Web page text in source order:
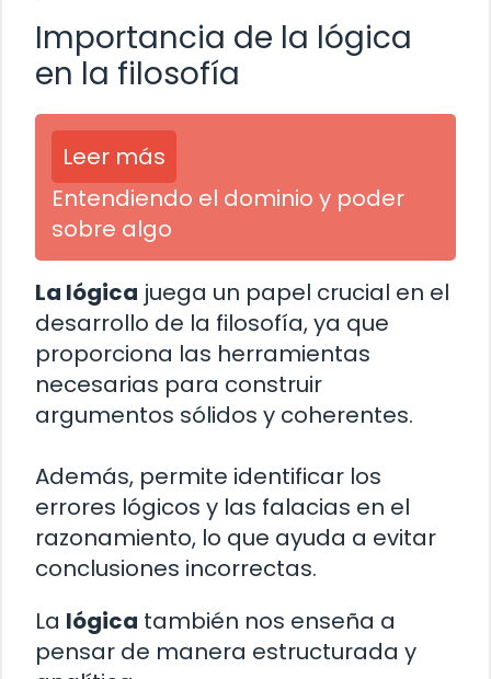
Importancia de la lógica
en la filosofía
Leer más
Entendiendo el dominio y poder
sobre algo
La lógica juega un papel crucial en el
desarrollo de la filosofía, ya que
proporciona las herramientas
necesarias para construir
argumentos sólidos y coherentes.
Además, permite identificar los
errores lógicos y las falacias en el
razonamiento, lo que ayuda a evitar
conclusiones incorrectas.
La lógica también nos enseña a
pensar de manera estructurada y